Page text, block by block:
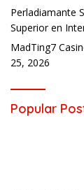
Perladiamante
Superior en
MadTing7
25, 2026
Popular